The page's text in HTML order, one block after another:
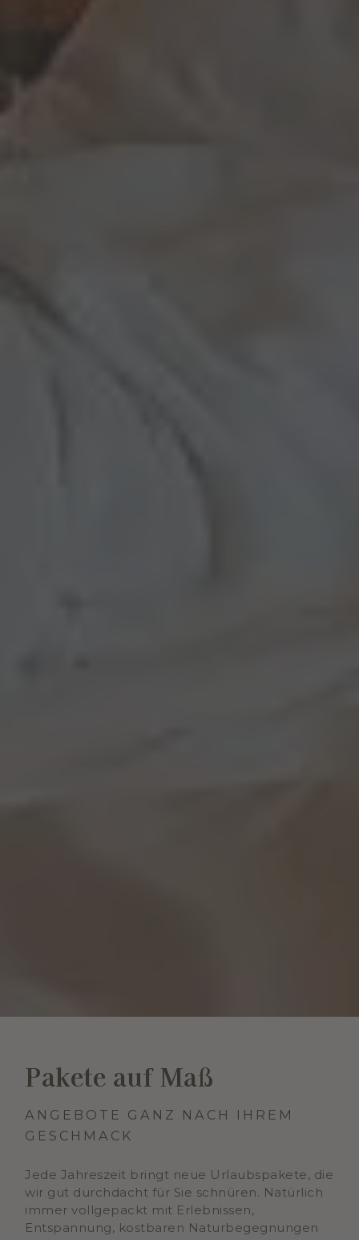
Pakete auf Maß
ANGEBOTE GANZ NACH IHREM
GESCHMACK
Jede Jahreszeit bringt neue Urlaubspakete, die
wir gut durchdacht für Sie schnüren. Natürlich
immer vollgepackt mit Erlebnissen,
Entspannung, kostbaren Naturbegegnungen